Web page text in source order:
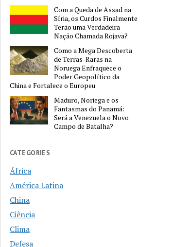
Com a Queda de Assad na
Síria, os Curdos Finalmente
Terão uma Verdadeira
Nação Chamada Rojava?
Como a Mega Descoberta
de Terras-Raras na
Noruega Enfraquece o
Poder Geopolítico da
China e Fortalece o Europeu
Maduro, Noriega e os
Fantasmas do Panamá:
Será a Venezuela o Novo
Campo de Batalha?
CATEGORIES
África
América Latina
China
Ciência
Clima
Defesa